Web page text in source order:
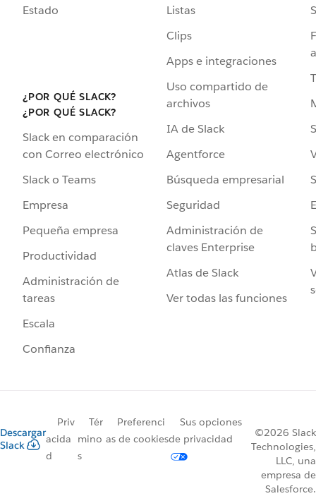
Estado
¿POR QUÉ SLACK?
¿POR QUÉ SLACK?
Slack en comparación
con Correo electrónico
Slack o Teams
Empresa
Pequeña empresa
Productividad
Administración de
tareas
Escala
Confianza
Listas
Clips
Apps e integraciones
Uso compartido de
archivos
IA de Slack
Agentforce
Búsqueda empresarial
Seguridad
Administración de
claves Enterprise
Atlas de Slack
Ver todas las funciones
Descargar
Slack
Priv
acida
d
Tér
mino
s
Preferenci
as de cookies
Sus opciones
de privacidad
©2026 Slack
Technologies,
LLC, una
empresa de
Salesforce.